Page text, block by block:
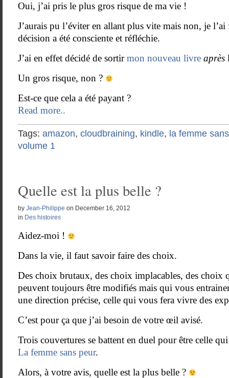
Oui, j’ai pris le plus gros risque de ma vie !
J’aurais pu l’éviter en allant plus vite mais non, je
décision a été consciente et réfléchie.
J’ai en effet décidé de sortirmon nouveau livre après
Un gros risque, non ?
Est-ce que cela a été payant ?
Read more..
Tags: amazon, cloudbraining, kindle, la femme
volume 1
Quelle est la plus belle ?
by Jean-Philippe on December 16, 2012
in Des histoires
Aidez-moi !
Dans la vie, il faut savoir faire des choix.
Des choix brutaux, des choix implacables, des choix
peuvent toujours être modifiés mais qui vous
une direction précise, celle qui vous fera vivre des
C’est pour ça que j’ai besoin de votre œil avisé.
Trois couvertures se battent en duel pour être celle
La femme sans peur.
Alors, à votre avis, quelle est la plus belle ?